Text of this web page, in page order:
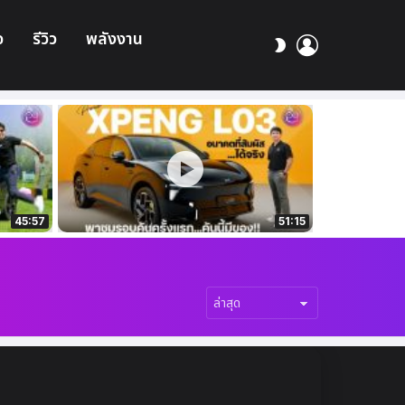
รีวิว พลังงาน
สลับ
45:57 51:15